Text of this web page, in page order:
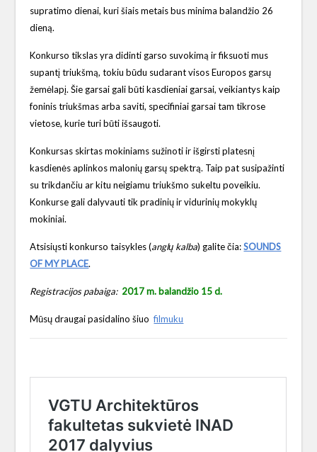
supratimo dienai, kuri šiais metais bus minima balandžio 26
dieną.
Konkurso tikslas yra didinti garso suvokimą ir fiksuoti mus
supantį triukšmą, tokiu būdu sudarant visos Europos garsų
žemėlapį. Šie garsai gali būti kasdieniai garsai, veikiantys kaip
foninis triukšmas arba saviti, specifiniai garsai tam tikrose
vietose, kurie turi būti išsaugoti.
Konkursas skirtas mokiniams sužinoti ir išgirsti platesnį
kasdienės aplinkos malonių garsų spektrą. Taip pat susipažinti
su trikdančiu ar kitu neigiamu triukšmo sukeltu poveikiu.
Konkurse gali dalyvauti tik pradinių ir vidurinių mokyklų
mokiniai.
Atsisiųsti konkurso taisykles (anglų kalba) galite čia:SOUNDS
OF MY PLACE.
Registracijos pabaiga: 2017 m. balandžio 15 d.
Mūsų draugai pasidalino šiuofilmuku